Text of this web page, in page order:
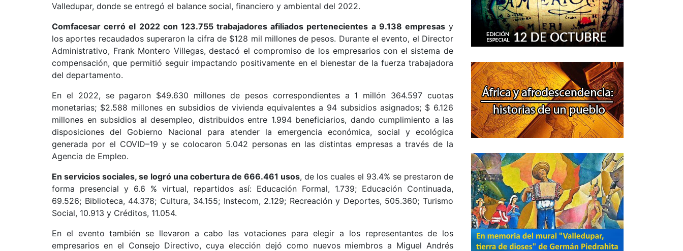
Valledupar, donde se entregó el balance social, financiero y ambiental del 2022.
Comfacesar cerró el 2022 con 123.755 trabajadores afiliados pertenecientes a 9.138 empresasy
los aportes recaudados superaron la cifra de $128 mil millones de pesos. Durante el evento, el Director
Administrativo, Frank Montero Villegas, destacó el compromiso de los empresarios con el sistema de
compensación, que permitió seguir impactando positivamente en el bienestar de la fuerza trabajadora
del departamento.
En el 2022, se pagaron $49.630 millones de pesos correspondientes a 1 millón 364.597 cuotas
monetarias; $2.588 millones en subsidios de vivienda equivalentes a 94 subsidios asignados; $ 6.126
millones en subsidios al desempleo, distribuidos entre 1.994 beneficiarios, dando cumplimiento a las
disposiciones del Gobierno Nacional para atender la emergencia económica, social y ecológica
generada por el COVID–19 y se colocaron 5.042 personas en las distintas empresas a través de la
Agencia de Empleo.
En servicios sociales, se logró una cobertura de 666.461 usos, de los cuales el 93.4% se prestaron de
forma presencial y 6.6 % virtual, repartidos así: Educación Formal, 1.739; Educación Continuada,
69.526; Biblioteca, 44.378; Cultura, 34.155; Instecom, 2.129; Recreación y Deportes, 505.360; Turismo
Social, 10.913 y Créditos, 11.054.
En el evento también se llevaron a cabo las votaciones para elegir a los representantes de los
empresarios en el Consejo Directivo, cuya elección dejó como nuevos miembros a Miguel Andrés